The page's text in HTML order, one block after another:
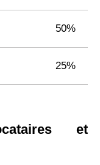
50%
25%
et